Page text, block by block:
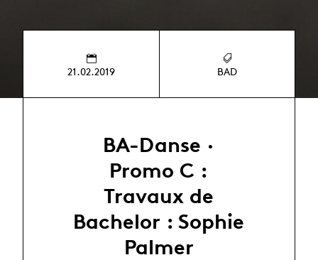
21.02.2019 BAD
BA-Danse ·
Promo C :
Travaux de
Bachelor : Sophie
Palmer